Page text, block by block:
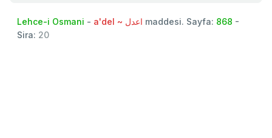
Lehce-i Osmani - a'del ~ اعدل maddesi. Sayfa: 868 -
Sira: 20